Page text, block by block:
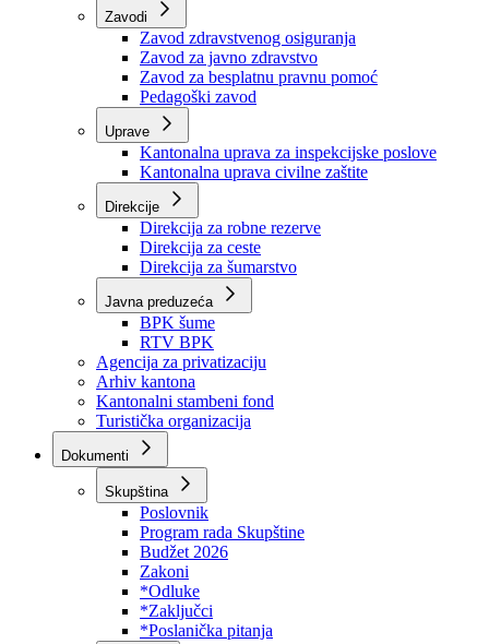
Dom za stara i iznemogla lica
Kantonalna bolnica
Zavodi
Zavod zdravstvenog osiguranja
Zavod za javno zdravstvo
Zavod za besplatnu pravnu pomoć
Pedagoški zavod
Kantonalna uprava za inspekcijske poslove
Kantonalna uprava civilne zaštite
Direkcije
Direkcija za robne rezerve
Direkcija za ceste
Direkcija za šumarstvo
Javna preduzeća
BPK šume
RTV BPK
Agencija za privatizaciju
Arhiv kantona
Kantonalni stambeni fond
Turistička organizacija
Dokumenti
Skupština
Poslovnik
Program rada Skupštine
Budžet 2026
Zakoni